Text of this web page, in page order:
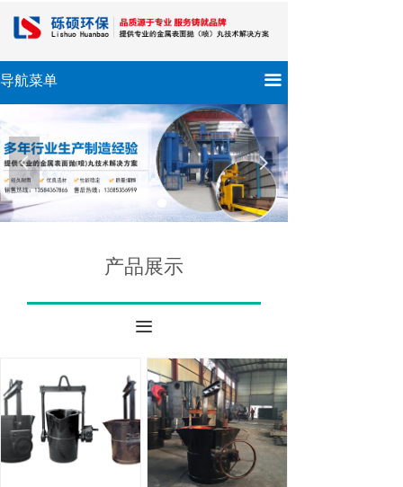
끀
导航菜单
넳 넲
끀
产品展示